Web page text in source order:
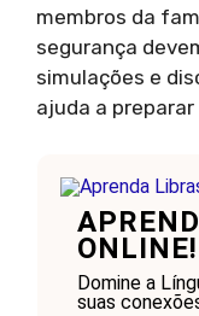
membros da
segurança
simulações e
ajuda a
ONLINE!
Domine a
suas